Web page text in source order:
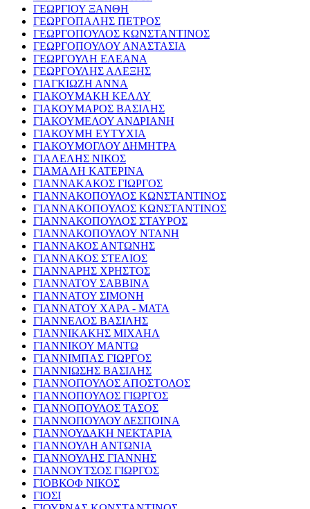
ΓΕΩΡΓΙΟΥ ΞΑΝΘΗ
ΓΕΩΡΓΟΠΑΛΗΣ ΠΕΤΡΟΣ
ΓΕΩΡΓΟΠΟΥΛΟΣ ΚΩΝΣΤΑΝΤΙΝΟΣ
ΓΕΩΡΓΟΠΟΥΛΟΥ ΑΝΑΣΤΑΣΙΑ
ΓΕΩΡΓΟΥΛΗ ΕΛΕΑΝΑ
ΓΕΩΡΓΟΥΛΗΣ ΑΛΕΞΗΣ
ΓΙΑΓΚΙΩΖΗ ΑΝΝΑ
ΓΙΑΚΟΥΜΑΚΗ ΚΕΛΛΥ
ΓΙΑΚΟΥΜΑΡΟΣ ΒΑΣΙΛΗΣ
ΓΙΑΚΟΥΜΕΛΟΥ ΑΝΔΡΙΑΝΗ
ΓΙΑΚΟΥΜΗ ΕΥΤΥΧΙΑ
ΓΙΑΚΟΥΜΟΓΛΟΥ ΔΗΜΗΤΡΑ
ΓΙΑΛΕΛΗΣ ΝΙΚΟΣ
ΓΙΑΜΑΛΗ ΚΑΤΕΡΙΝΑ
ΓΙΑΝΝΑΚΑΚΟΣ ΓΙΩΡΓΟΣ
ΓΙΑΝΝΑΚΟΠΟΥΛΟΣ ΚΩΝΣΤΑΝΤΙΝΟΣ
ΓΙΑΝΝΑΚΟΠΟΥΛΟΣ ΚΩΝΣΤΑΝΤΙΝΟΣ
ΓΙΑΝΝΑΚΟΠΟΥΛΟΣ ΣΤΑΥΡΟΣ
ΓΙΑΝΝΑΚΟΠΟΥΛΟΥ ΝΤΑΝΗ
ΓΙΑΝΝΑΚΟΣ ΑΝΤΩΝΗΣ
ΓΙΑΝΝΑΚΟΣ ΣΤΕΛΙΟΣ
ΓΙΑΝΝΑΡΗΣ ΧΡΗΣΤΟΣ
ΓΙΑΝΝΑΤΟΥ ΣΑΒΒΙΝΑ
ΓΙΑΝΝΑΤΟΥ ΣΙΜΟΝΗ
ΓΙΑΝΝΑΤΟΥ ΧΑΡΑ - ΜΑΤΑ
ΓΙΑΝΝΕΛΟΣ ΒΑΣΙΛΗΣ
ΓΙΑΝΝΙΚΑΚΗΣ ΜΙΧΑΗΛ
ΓΙΑΝΝΙΚΟΥ ΜΑΝΤΩ
ΓΙΑΝΝΙΜΠΑΣ ΓΙΩΡΓΟΣ
ΓΙΑΝΝΙΩΣΗΣ ΒΑΣΙΛΗΣ
ΓΙΑΝΝΟΠΟΥΛΟΣ ΑΠΟΣΤΟΛΟΣ
ΓΙΑΝΝΟΠΟΥΛΟΣ ΓΙΩΡΓΟΣ
ΓΙΑΝΝΟΠΟΥΛΟΣ ΤΑΣΟΣ
ΓΙΑΝΝΟΠΟΥΛΟΥ ΔΕΣΠΟΙΝΑ
ΓΙΑΝΝΟΥΔΑΚΗ ΝΕΚΤΑΡΙΑ
ΓΙΑΝΝΟΥΛΗ ΑΝΤΩΝΙΑ
ΓΙΑΝΝΟΥΛΗΣ ΓΙΑΝΝΗΣ
ΓΙΑΝΝΟΥΤΣΟΣ ΓΙΩΡΓΟΣ
ΓΙΟΒΚΟΦ ΝΙΚΟΣ
ΓΙΟΣΙ